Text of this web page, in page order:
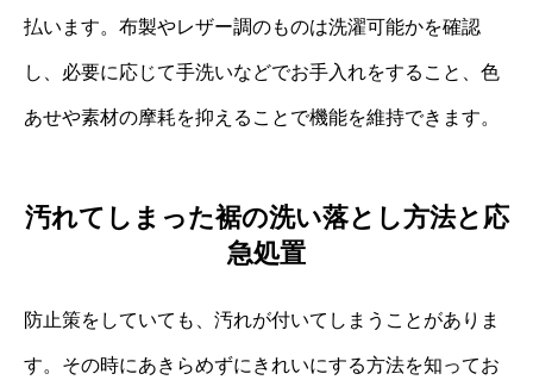
払います。布製やレザー調のものは洗濯可能かを確認
し、必要に応じて手洗いなどでお手入れをすること、色
あせや素材の摩耗を抑えることで機能を維持できます。
汚れてしまった裾の洗い落とし方法と応
急処置
防止策をしていても、汚れが付いてしまうことがありま
す。その時にあきらめずにきれいにする方法を知ってお